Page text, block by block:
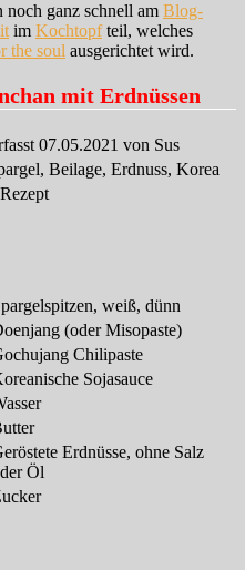
noch ganz schnell am Blog-
im Kochtopfteil, welches
the soul ausgerichtet wird.
mit Erdnüssen
07.05.2021 von Sus
Beilage, Erdnuss, Korea
weiß, dünn
(oder Misopaste)
Chilipaste
Sojasauce
Erdnüsse, ohne Salz
Öl